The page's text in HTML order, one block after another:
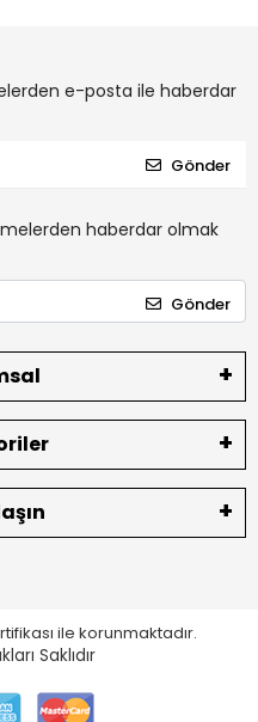
e-posta ile haberdar
Gönder
haberdar olmak
Gönder
ile korunmaktadır.
Saklıdır